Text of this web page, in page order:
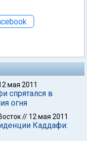
мая 2011
спрятался в
огня
// 12 мая 2011
Каддафи: